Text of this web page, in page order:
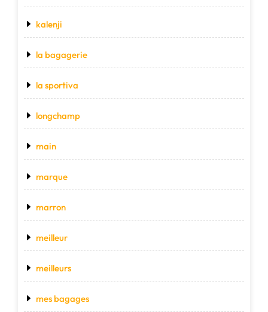
kalenji
la bagagerie
la sportiva
longchamp
main
marque
marron
meilleur
meilleurs
mes bagages